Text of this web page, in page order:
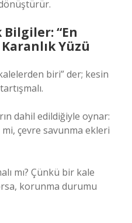
“En
Yüzü
biri” der; kesin
dahil edildiğiyle oynar:
mi, çevre savunma ekleri
mı? Çünkü bir kale
korunma durumu